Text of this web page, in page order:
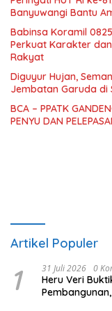
Banyuwangi Bantu
Babinsa Koramil
Perkuat Karakter
Rakyat
Diguyur Hujan,
Jembatan Garuda di
BCA – PPATK
PENYU DAN
Artikel Populer
1 31 Juli 2026 0
Heru Veri